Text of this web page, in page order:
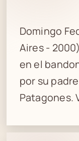
Domingo
Aires -
en el
por su
Patagones.